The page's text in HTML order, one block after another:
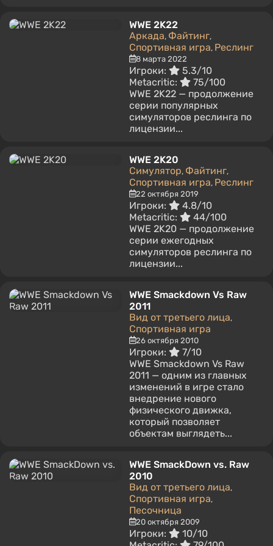
WWE 2K22
Аркада, Файтинг,
Спортивная игра, Реслинг
8 марта 2022
Игроки:
5.3/10
Metacritic:
75/100
WWE 2K22 — продолжение
серии популярных
симуляторов реслинга по
лицензии...
WWE 2K20
Симулятор, Файтинг,
Спортивная игра, Реслинг
22 октября 2019
Игроки:
4.8/10
Metacritic:
44/100
WWE 2K20 — продолжение
серии ежегодных
симуляторов реслинга по
лицензии...
WWE Smackdown Vs Raw
2011
Вид от третьего лица,
Спортивная игра
26 октября 2010
Игроки:
7/10
WWE Smackdown Vs Raw
2011 — одним из главных
изменений в игре стало
внедрение нового
физического движка,
который позволяет
объектам выглядеть...
WWE SmackDown vs. Raw
2010
Вид от третьего лица,
Спортивная игра,
Песочница
20 октября 2009
Игроки:
10/10